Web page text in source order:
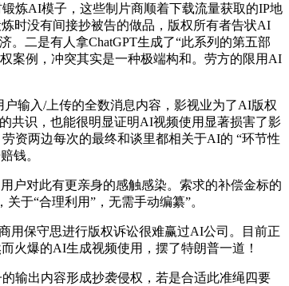
炼AI模子，这些制片商顺着下载流量获取的IP地
时没有间接抄被告的做品，版权所有者告状AI
二是有人拿ChatGPT生成了“此系列的第五部
案例，冲突其实是一种极端构和。劳方的限用AI
输入/上传的全数消息内容，影视业为了AI版权
共识，也能很明显证明AI视频使用显著损害了影
资两边每次的最终和谈里都相关于AI的 “环节性
钱。
户对此有更亲身的感触感染。索求的补偿金标的
于“合理利用”，无需手动编纂”。
保守思进行版权诉讼很难赢过AI公司。目前正
火爆的AI生成视频使用，摆了特朗普一道！
输出内容形成抄袭侵权，若是合适此准绳四要